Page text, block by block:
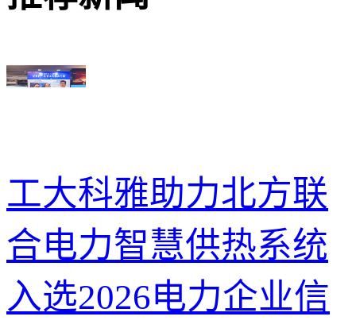
工大科雅助力北方联
合电力智慧供热系统
入选2026电力企业信